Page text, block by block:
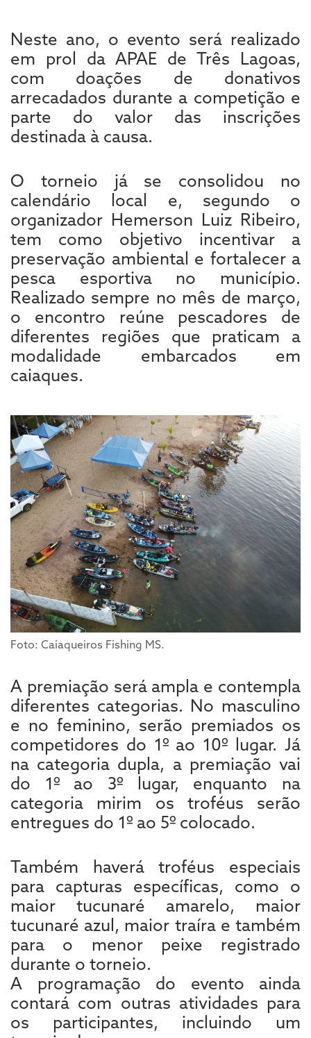
Neste ano, o evento será realizado
em prol da APAE de Três Lagoas,
com doações de donativos
arrecadados durante a competição e
parte do valor das inscrições
destinada à causa.
O torneio já se consolidou no
calendário local e, segundo o
organizador Hemerson Luiz Ribeiro,
tem como objetivo incentivar a
preservação ambiental e fortalecer a
pesca esportiva no município.
Realizado sempre no mês de março,
o encontro reúne pescadores de
diferentes regiões que praticam a
modalidade embarcados em
caiaques.
Foto: Caiaqueiros Fishing MS.
A premiação será ampla e contempla
diferentes categorias. No masculino
e no feminino, serão premiados os
competidores do 1º ao 10º lugar. Já
na categoria dupla, a premiação vai
do 1º ao 3º lugar, enquanto na
categoria mirim os troféus serão
entregues do 1º ao 5º colocado.
Também haverá troféus especiais
para capturas específicas, como o
maior tucunaré amarelo, maior
tucunaré azul, maior traíra e também
para o menor peixe registrado
durante o torneio.
A programação do evento ainda
contará com outras atividades para
os participantes, incluindo um